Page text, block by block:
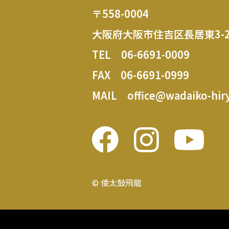
〒558-0004
大阪府大阪市住吉区長居東3-
TEL 06-6691-0009
FAX 06-6691-0999
MAIL office@wadaiko-
© 倭太鼓飛龍